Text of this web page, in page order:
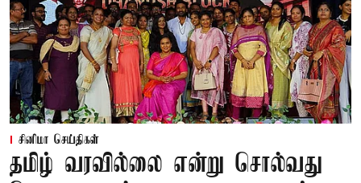
சினிமா செய்திகள்
தமிழ் வரவில்லை என்று சொல்வது